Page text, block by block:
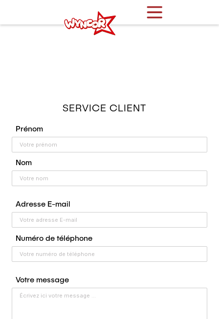
SERVICE CLIENT
Prénom
Nom
Adresse E-mail
Numéro de téléphone
Votre message